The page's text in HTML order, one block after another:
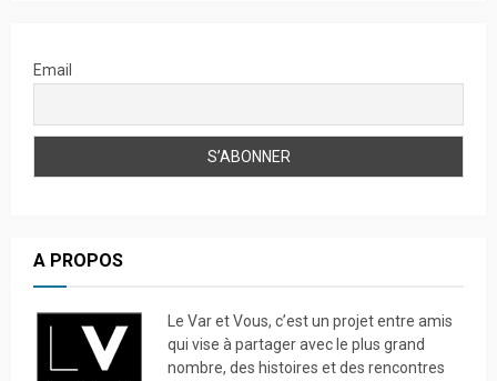
Email
A PROPOS
Le Var et Vous, c’est un projet entre amis
qui vise à partager avec le plus grand
nombre, des histoires et des rencontres